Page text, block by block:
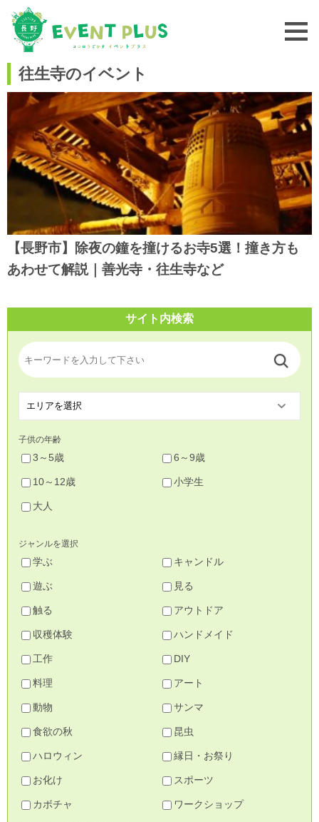
往生寺のイベント
【長野市】除夜の鐘を撞けるお寺5選！撞き方も
あわせて解説｜善光寺・往生寺など
サイト内検索
子供の年齢
3～5歳 6～9歳
10～12歳 小学生
大人
ジャンルを選択
学ぶ キャンドル
遊ぶ 見る
触る アウトドア
収穫体験 ハンドメイド
工作 DIY
料理 アート
動物 サンマ
食欲の秋 昆虫
ハロウィン 縁日・お祭り
お化け スポーツ
カボチャ ワークショップ